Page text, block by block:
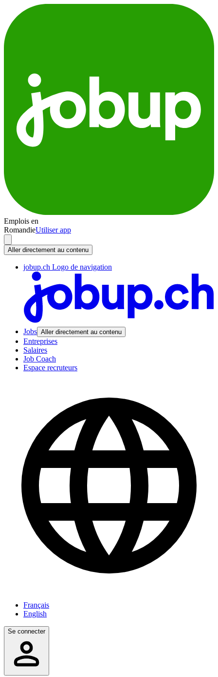
Emplois en
RomandieUtiliser app
Aller directement au contenu
jobup.ch Logo de navigation
Jobs Aller directement au contenu
Entreprises
Salaires
Job Coach
Espace recruteurs
Français
English
Se connecter